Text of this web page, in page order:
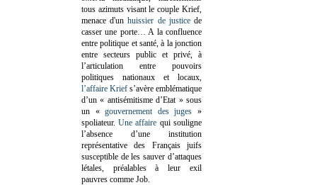
tous azimuts visant le couple Krief,
menace d'unhuissier de justicede
casser une porte… A la confluence
entre politique et santé, à la jonction
entre secteurs public et privé, à
l’articulation entre pouvoirs
politiques nationaux et locaux,
l’affaire Krief s’avère emblématique
d’un « antisémitisme d’Etat » sous
un «gouvernement des juges »
spoliateur.Une affaire qui souligne
l’absence d’une institution
représentative des Français juifs
susceptible de les sauver d’attaques
létales, préalables à leur exil
pauvres comme Job.